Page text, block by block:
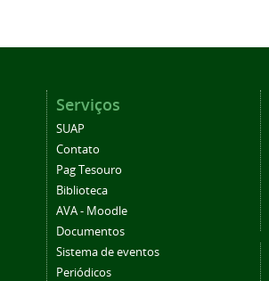
Serviços
SUAP
Contato
Pag Tesouro
Biblioteca
AVA - Moodle
Documentos
Sistema de eventos
Periódicos